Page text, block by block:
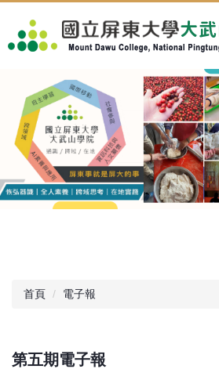
主
首頁 電子報
第五期電子報